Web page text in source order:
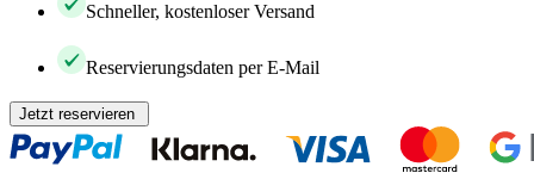
Schneller, kostenloser Versand
Reservierungsdaten per E-Mail
Jetzt reservieren